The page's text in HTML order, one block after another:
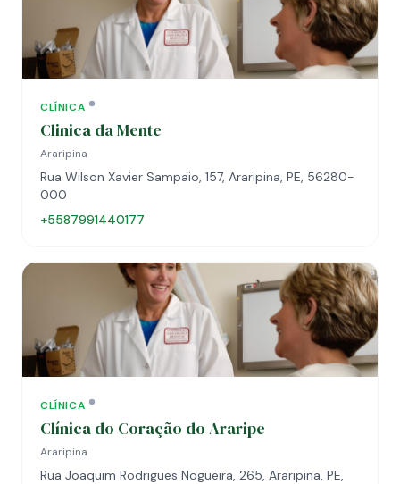
CLÍNICA
Clinica da Mente
Araripina
Rua Wilson Xavier Sampaio, 157, Araripina, PE, 56280-
000
+5587991440177
CLÍNICA
Clínica do Coração do Araripe
Araripina
Rua Joaquim Rodrigues Nogueira, 265, Araripina, PE,